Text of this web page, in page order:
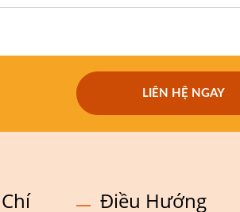
LIÊN HỆ NGAY
Điều Hướng